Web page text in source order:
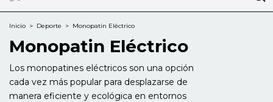
Inicio > Deporte > Monopatin Eléctrico
Monopatin Eléctrico
Los monopatines eléctricos son una opción
cada vez más popular para desplazarse de
manera eficiente y ecológica en entornos